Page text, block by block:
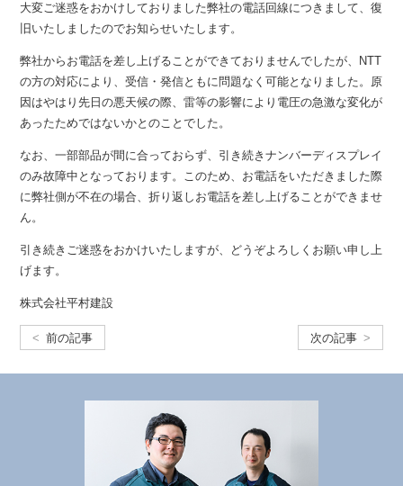
大変ご迷惑をおかけしておりました弊社の電話回線につきまして、復
旧いたしましたのでお知らせいたします。
弊社からお電話を差し上げることができておりませんでしたが、NTT
の方の対応により、受信・発信ともに問題なく可能となりました。原
因はやはり先日の悪天候の際、雷等の影響により電圧の急激な変化が
あったためではないかとのことでした。
なお、一部部品が間に合っておらず、引き続きナンバーディスプレイ
のみ故障中となっております。このため、お電話をいただきました際
に弊社側が不在の場合、折り返しお電話を差し上げることができませ
ん。
引き続きご迷惑をおかけいたしますが、どうぞよろしくお願い申し上
げます。
株式会社平村建設
前の記事 次の記事